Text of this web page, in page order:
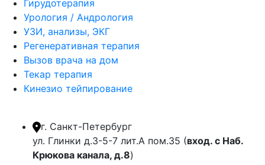
Гирудотерапия
Урология / Андрология
УЗИ, анализы, ЭКГ
Регенеративная терапия
Вызов врача на дом
Текар терапия
Кинезио тейпирование
г. Санкт-Петербург
ул. Глинки д.3-5-7 лит.А пом.35 (вход. с Наб.
Крюкова канала, д.8)